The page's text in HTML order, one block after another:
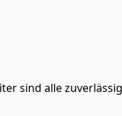
sind alle